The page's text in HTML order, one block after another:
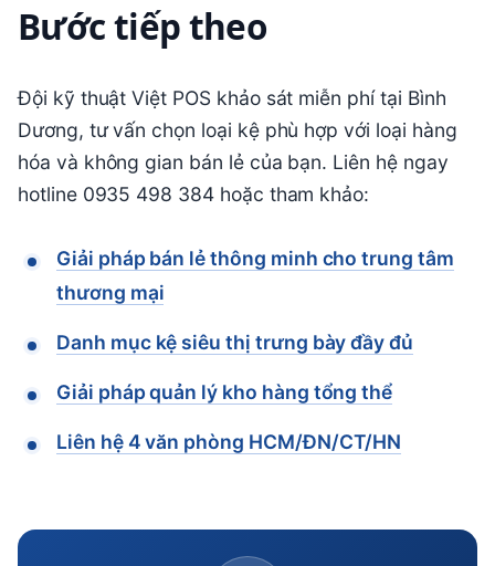
Bước tiếp theo
Đội kỹ thuật Việt POS khảo sát miễn phí tại Bình
Dương, tư vấn chọn loại kệ phù hợp với loại hàng
hóa và không gian bán lẻ của bạn. Liên hệ ngay
hotline 0935 498 384 hoặc tham khảo:
Giải pháp bán lẻ thông minh cho trung tâm
thương mại
Danh mục kệ siêu thị trưng bày đầy đủ
Giải pháp quản lý kho hàng tổng thể
Liên hệ 4 văn phòng HCM/ĐN/CT/HN